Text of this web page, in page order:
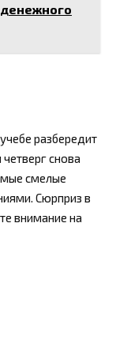
разбередит
снова
смелые
Сюрприз в
внимание на